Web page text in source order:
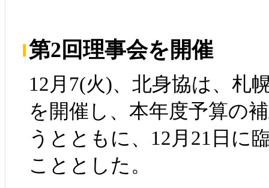
第2回理事会を開催
12月7(火)、北身協は、札
を開催し、本年度予算の
うとともに、12月21日に
こととした。